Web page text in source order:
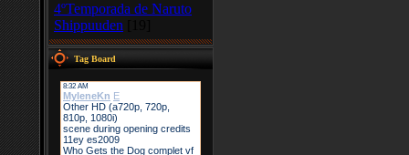
4ºTemporada de Naruto
Shippuuden
Tag Board